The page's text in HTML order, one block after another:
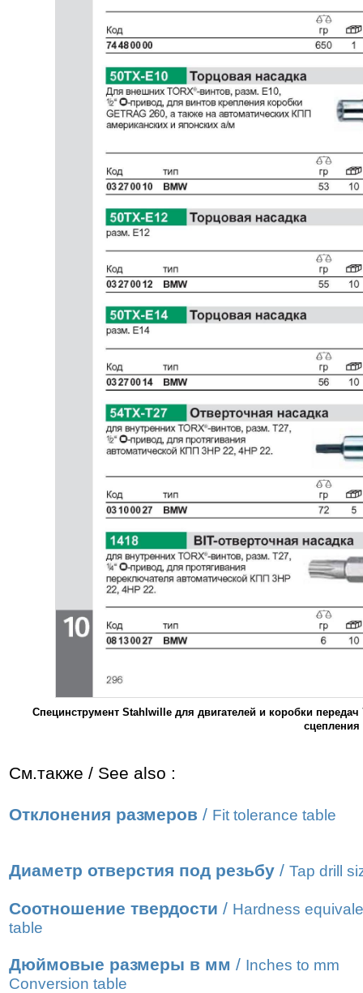
Специнструмент Stahlwille для двигателей и коробки
сцепления
См.также / See also :
Отклонения размеров / Fit tolerance table
Диаметр отверстия под резьбу / Tap drill
Соотношение твердости / Hardness
table
Дюймовые размеры в мм / Inches to mm
Conversion table